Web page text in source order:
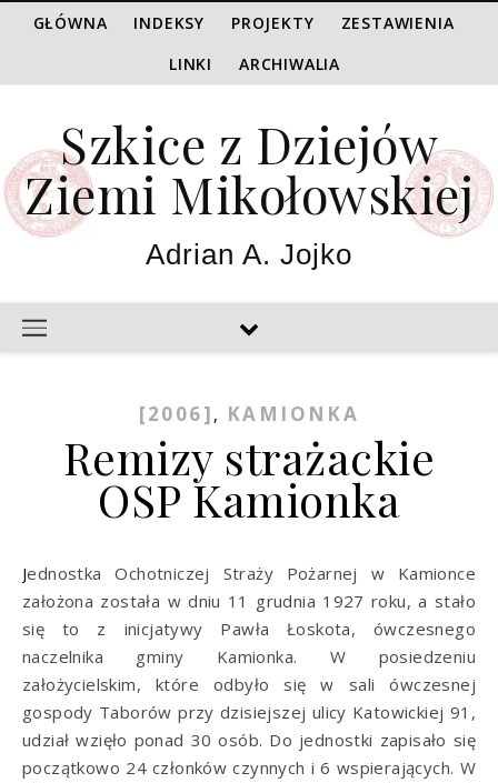
GŁÓWNA INDEKSY PROJEKTY
ZESTAWIENIA
LINKI
ARCHIWALIA
Szkice z Dziejów
Ziemi Mikołowskiej
Adrian A. Jojko
[2006] , KAMIONKA
Remizy strażackie
OSP Kamionka
Jednostka Ochotniczej Straży Pożarnej w Kamionce
założona została w dniu 11 grudnia 1927 roku, a stało
się to z inicjatywy Pawła Łoskota, ówczesnego
naczelnika gminy Kamionka. W posiedzeniu
założycielskim, które odbyło się w sali ówczesnej
gospody Taborów przy dzisiejszej ulicy Katowickiej 91,
udział wzięło ponad 30 osób. Do jednostki zapisało się
początkowo 24 członków czynnych i 6 wspierających. W